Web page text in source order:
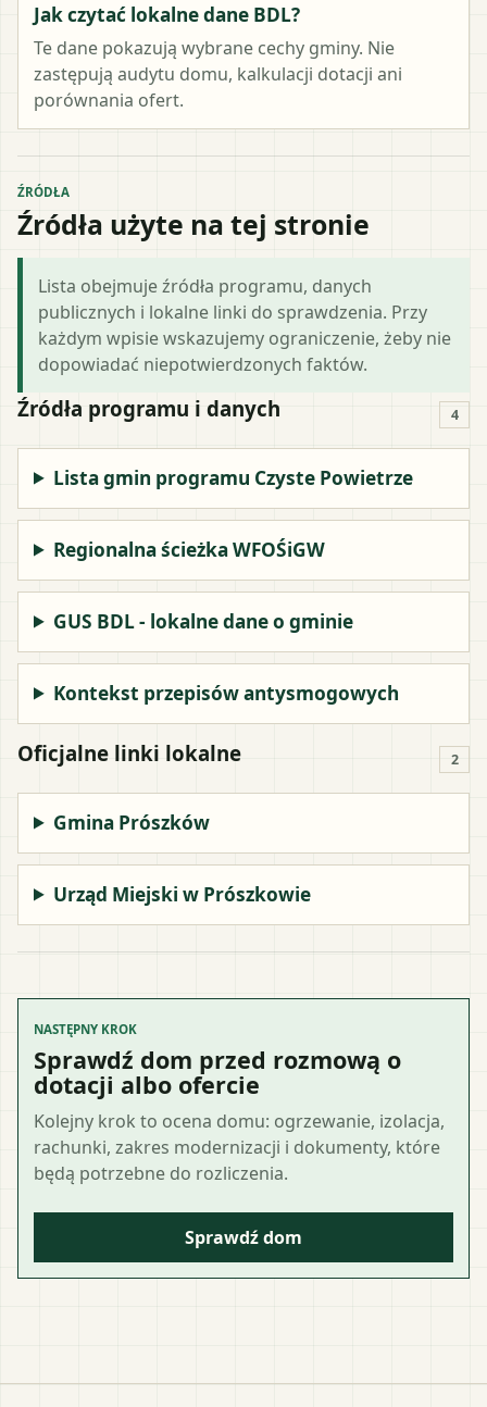
Jak czytać lokalne dane BDL?
Te dane pokazują wybrane cechy gminy. Nie
zastępują audytu domu, kalkulacji dotacji ani
porównania ofert.
ŹRÓDŁA
Źródła użyte na tej stronie
Lista obejmuje źródła programu, danych
publicznych i lokalne linki do sprawdzenia. Przy
każdym wpisie wskazujemy ograniczenie, żeby nie
dopowiadać niepotwierdzonych faktów.
Źródła programu i danych 4
Lista gmin programu Czyste Powietrze
Regionalna ścieżka WFOŚiGW
GUS BDL - lokalne dane o gminie
Kontekst przepisów antysmogowych
Oficjalne linki lokalne 2
Gmina Prószków
Urząd Miejski w Prószkowie
NASTĘPNY KROK
Sprawdź dom przed rozmową o
dotacji albo ofercie
Kolejny krok to ocena domu: ogrzewanie, izolacja,
rachunki, zakres modernizacji i dokumenty, które
będą potrzebne do rozliczenia.
Sprawdź dom